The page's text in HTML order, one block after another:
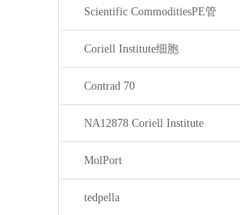
Scientific CommoditiesPE管
Coriell Institute细胞
Contrad 70
NA12878 Coriell Institute
MolPort
tedpella